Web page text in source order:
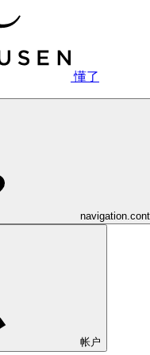
懂了
帐户